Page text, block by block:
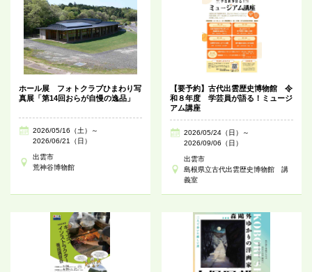
ホール展 フォトクラブひまわり写
真展「第14回おらが自慢の逸品」
2026/05/16（土）～
2026/06/21（日）
出雲市
荒神谷博物館
【要予約】古代出雲歴史博物館 令
和８年度 学芸員が語る！ミュージ
アム講座
2026/05/24（日）～
2026/09/06（日）
出雲市
島根県立古代出雲歴史博物館 講
義室